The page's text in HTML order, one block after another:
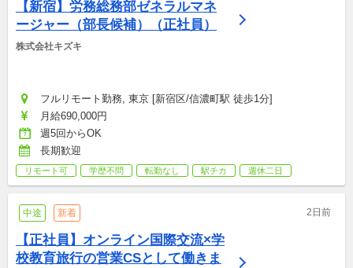
【新宿】労務総務部ゼネラルマネ
ージャー（部長候補）（正社員）
株式会社キズキ
フルリモート勤務, 東京 [新宿区/信濃町駅 徒歩1分]
月給690,000円
週5回からOK
長期歓迎
リモート可 学歴不問 転勤なし 駅チカ 週休二日
中途 新着 2日前
【正社員】オンライン国際交流×学
校教育旅行の営業CSとして働きま